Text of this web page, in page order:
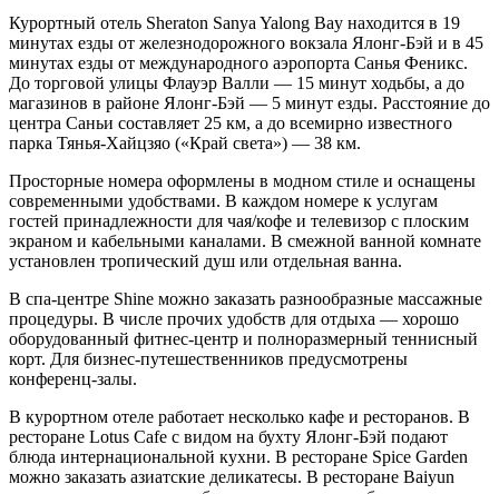
Курортный отель Sheraton Sanya Yalong Bay находится в 19
минутах езды от железнодорожного вокзала Ялонг-Бэй и в 45
минутах езды от международного аэропорта Санья Феникс.
До торговой улицы Флауэр Валли — 15 минут ходьбы, а до
магазинов в районе Ялонг-Бэй — 5 минут езды. Расстояние до
центра Саньи составляет 25 км, а до всемирно известного
парка Тянья-Хайцзяо («Край света») — 38 км.
Просторные номера оформлены в модном стиле и оснащены
современными удобствами. В каждом номере к услугам
гостей принадлежности для чая/кофе и телевизор с плоским
экраном и кабельными каналами. В смежной ванной комнате
установлен тропический душ или отдельная ванна.
В спа-центре Shine можно заказать разнообразные массажные
процедуры. В числе прочих удобств для отдыха — хорошо
оборудованный фитнес-центр и полноразмерный теннисный
корт. Для бизнес-путешественников предусмотрены
конференц-залы.
В курортном отеле работает несколько кафе и ресторанов. В
ресторане Lotus Cafe с видом на бухту Ялонг-Бэй подают
блюда интернациональной кухни. В ресторане Spice Garden
можно заказать азиатские деликатесы. В ресторане Baiyun